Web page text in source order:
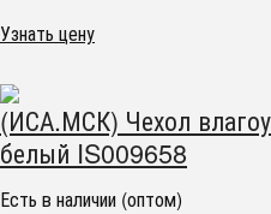
Узнать цену
(ИСА.МСК) Чехол
белый IS009658
Есть в наличии (оптом)